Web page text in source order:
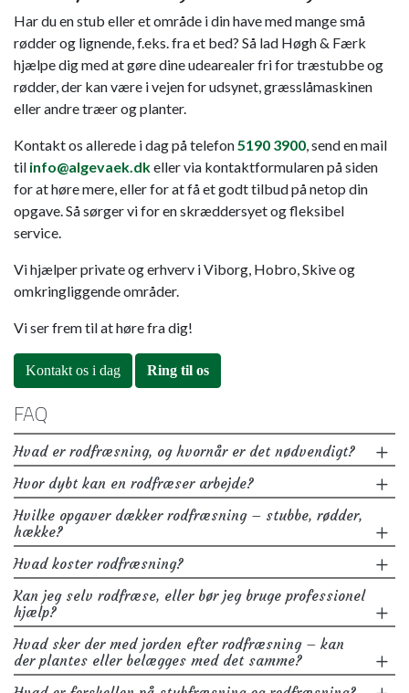
Har du en stub eller et område i din have med mange små
rødder og lignende, f.eks. fra et bed? Så lad Høgh & Færk
hjælpe dig med at gøre dine udearealer fri for træstubbe og
rødder, der kan være i vejen for udsynet, græsslåmaskinen
eller andre træer og planter.
Kontakt os allerede i dag på telefon5190 3900, send en mail
til info@algevaek.dkeller via kontaktformularen på siden
for at høre mere, eller for at få et godt tilbud på netop din
opgave. Så sørger vi for en skræddersyet og fleksibel
service.
Vi hjælper private og erhverv i Viborg, Hobro, Skive og
omkringliggende områder.
Vi ser frem til at høre fra dig!
Kontakt os i dag Ring til os
FAQ
Hvad er rodfræsning, og hvornår er det nødvendigt?
Hvor dybt kan en rodfræser arbejde?
Hvilke opgaver dækker rodfræsning – stubbe, rødder,
hække?
Hvad koster rodfræsning?
Kan jeg selv rodfræse, eller bør jeg bruge professionel
hjælp?
Hvad sker der med jorden efter rodfræsning – kan
der plantes eller belægges med det samme?